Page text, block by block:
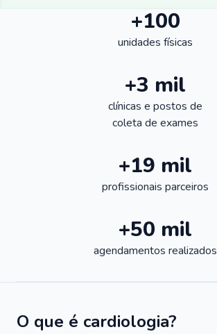
+100
unidades físicas
+3 mil
clínicas e postos de
coleta de exames
+19 mil
profissionais parceiros
+50 mil
agendamentos realizados
O que é cardiologia?